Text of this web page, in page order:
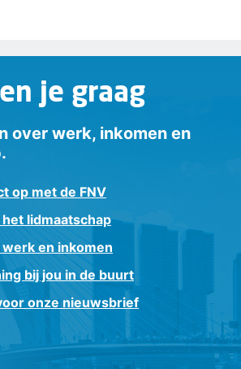
je graag
over werk, inkomen en
op met de FNV
lidmaatschap
en inkomen
bij jou in de buurt
onze nieuwsbrief